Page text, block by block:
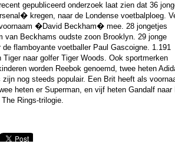
gepubliceerd onderzoek laat zien dat 36
kregen, naar de Londense voetbalploeg.
�David Beckham� mee. 28 jongetjes
van Beckhams oudste zoon Brooklyn. 29 jonge
de flamboyante voetballer Paul Gascoigne. 1.191
Tiger naar golfer Tiger Woods. Ook sportmerken
worden Reebok genoemd, twee heten
nog steeds populair. Een Brit heeft als
heten er Superman, en vijf heten Gandalf naar
Rings-trilogie.